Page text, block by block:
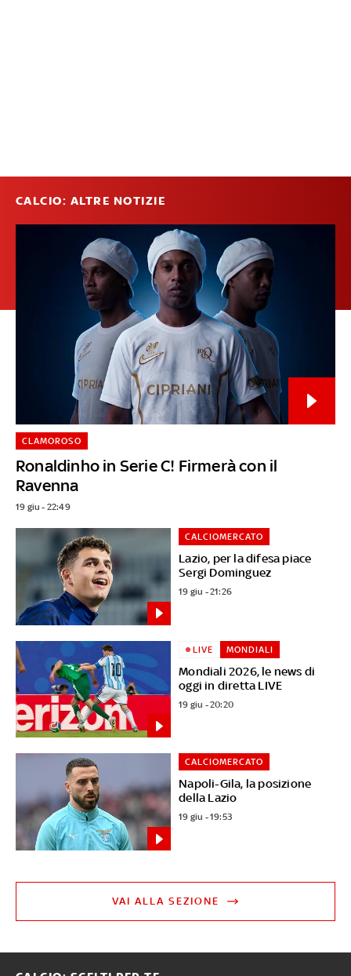
CALCIO: ALTRE NOTIZIE
Ronaldinho in Serie C! Firmerà con il
Ravenna
CLAMOROSO
19 giu - 22:49
Lazio, per la difesa piace
Sergi Dominguez
CALCIOMERCATO
19 giu - 21:26
Mondiali 2026, le news di
oggi in diretta LIVE
LIVE MONDIALI
19 giu - 20:20
Napoli-Gila, la posizione
della Lazio
CALCIOMERCATO
19 giu - 19:53
VAI ALLA SEZIONE